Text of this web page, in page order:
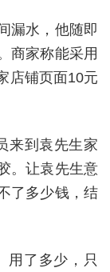
漏水，他随即
商家称能采用
店铺页面10元
来到袁先生家
。让袁先生意
了多少钱，结
用了多少，只